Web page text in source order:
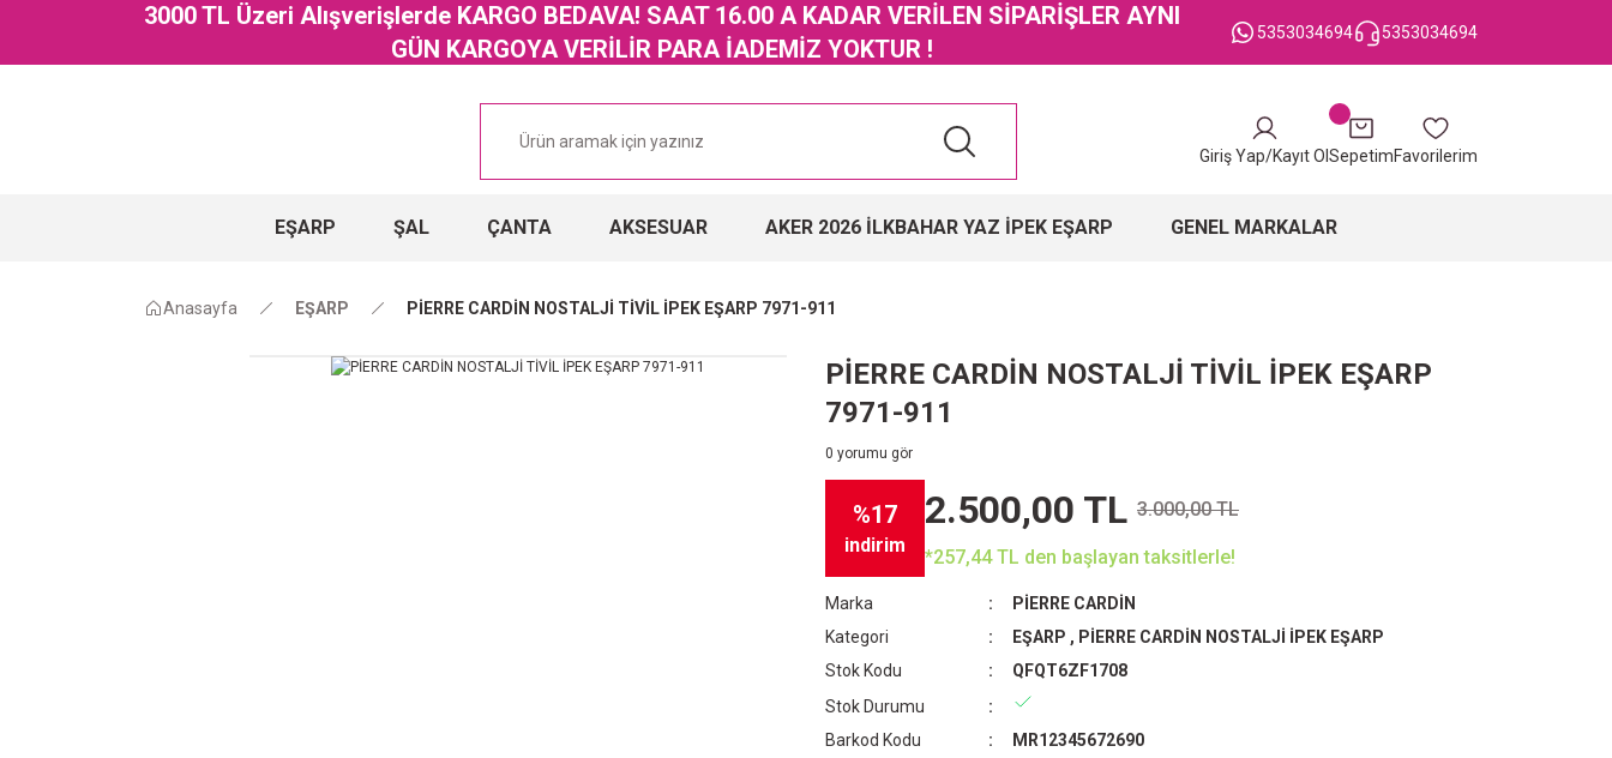
3000 TL Üzeri Alışverişlerde KARGO BEDAVA! SAAT 16.00 A KADAR VERİLEN SİPARİŞLER AYNI
GÜN KARGOYA VERİLİR PARA İADEMİZ YOKTUR !
5353034694 5353034694
Giriş Yap/Kayıt Ol SepetimFavorilerim
EŞARP ŞAL ÇANTA AKSESUAR AKER 2026 İLKBAHAR YAZ İPEK EŞARP GENEL MARKALAR
Anasayfa EŞARP PİERRE CARDİN NOSTALJİ TİVİL İPEK EŞARP 7971-911
PİERRE CARDİN NOSTALJİ TİVİL İPEK EŞARP
7971-911
0 yorumu gör
%17
indirim
2.500,00 TL 3.000,00 TL
*257,44 TL den başlayan taksitlerle!
Marka
PİERRE CARDİN
Kategori
EŞARP , PİERRE CARDİN NOSTALJİ İPEK EŞARP
Stok Kodu
QFQT6ZF1708
Stok Durumu
Barkod Kodu
MR12345672690